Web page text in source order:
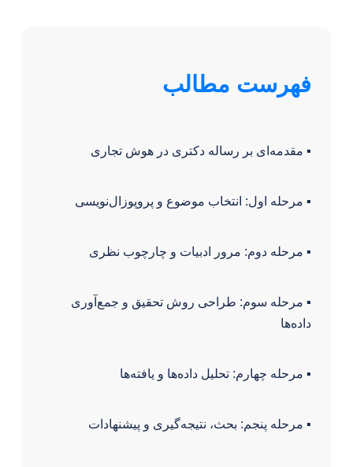
فهرست مطالب
▪️ مقدمه‌ای بر رساله دکتری در هوش تجاری
▪️ مرحله اول: انتخاب موضوع و پروپوزال‌نویسی
▪️ مرحله دوم: مرور ادبیات و چارچوب نظری
▪️ مرحله سوم: طراحی روش تحقیق و جمع‌آوری
داده‌ها
▪️ مرحله چهارم: تحلیل داده‌ها و یافته‌ها
▪️ مرحله پنجم: بحث، نتیجه‌گیری و پیشنهادات